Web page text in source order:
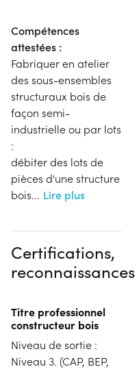
Compétences
attestées :
Fabriquer en atelier
des sous-ensembles
structuraux bois de
façon semi-
industrielle ou par lots
:
débiter des lots de
pièces d'une structure
bois... Lire plus
Certifications,
reconnaissances
Titre professionnel
constructeur bois
Niveau de sortie :
Niveau 3. (CAP, BEP,